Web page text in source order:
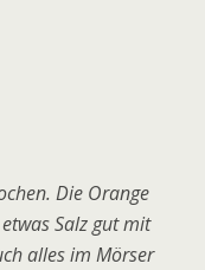
Die Orange
Salz gut mit
alles im Mörser